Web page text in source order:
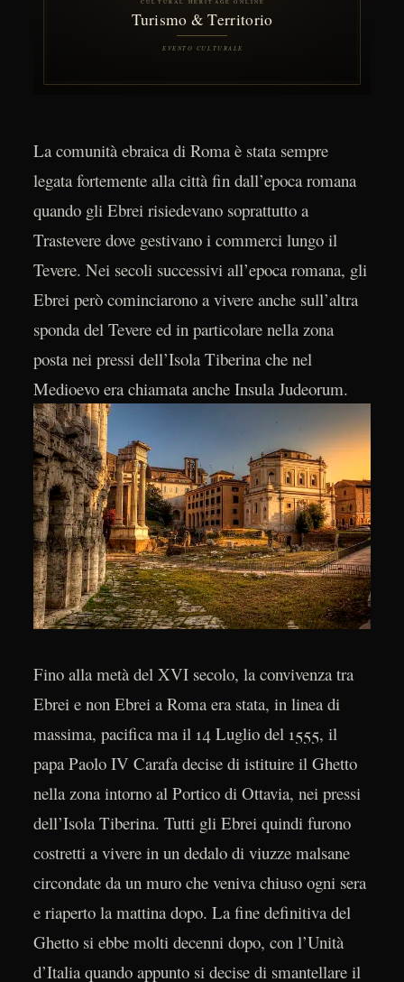
La comunità ebraica di Roma è stata sempre
legata fortemente alla città fin dall’epoca romana
quando gli Ebrei risiedevano soprattutto a
Trastevere dove gestivano i commerci lungo il
Tevere. Nei secoli successivi all’epoca romana, gli
Ebrei però cominciarono a vivere anche sull’altra
sponda del Tevere ed in particolare nella zona
posta nei pressi dell’Isola Tiberina che nel
Medioevo era chiamata anche Insula Judeorum.
Fino alla metà del XVI secolo, la convivenza tra
Ebrei e non Ebrei a Roma era stata, in linea di
massima, pacifica ma il 14 Luglio del 1555, il
papa Paolo IV Carafa decise di istituire il Ghetto
nella zona intorno al Portico di Ottavia, nei pressi
dell’Isola Tiberina. Tutti gli Ebrei quindi furono
costretti a vivere in un dedalo di viuzze malsane
circondate da un muro che veniva chiuso ogni sera
e riaperto la mattina dopo. La fine definitiva del
Ghetto si ebbe molti decenni dopo, con l’Unità
d’Italia quando appunto si decise di smantellare il